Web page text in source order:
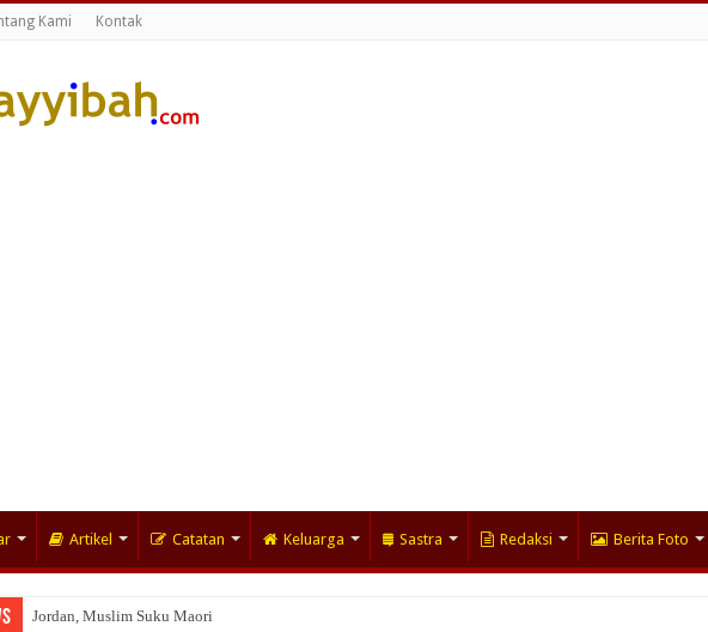
Kami Kontak
Artikel Catatan Keluarga Sastra Redaksi Berita Foto
Jordan, Muslim Suku Maori
Wakaf Emas Muktamar